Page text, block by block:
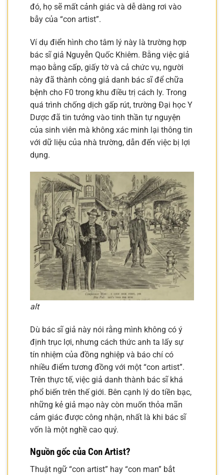
đó, họ sẽ mất cảnh giác và dễ dàng rơi vào
bẫy của “con artist”.
Ví dụ điển hình cho tâm lý này là trường hợp
bác sĩ giả Nguyễn Quốc Khiêm. Bằng việc giả
mạo bằng cấp, giấy tờ và cả chức vụ, người
này đã thành công giả danh bác sĩ để chữa
bệnh cho F0 trong khu điều trị cách ly. Trong
quá trình chống dịch gấp rút, trường Đại học Y
Dược đã tin tưởng vào tinh thần tự nguyện
của sinh viên mà không xác minh lại thông tin
với dữ liệu của nhà trường, dẫn đến việc bị lợi
dụng.
alt
Dù bác sĩ giả này nói rằng mình không có ý
định trục lợi, nhưng cách thức anh ta lấy sự
tín nhiệm của đồng nghiệp và báo chí có
nhiều điểm tương đồng với một “con artist”.
Trên thực tế, việc giả danh thành bác sĩ khá
phổ biến trên thế giới. Bên cạnh lý do tiền bạc,
những kẻ giả mạo này còn muốn thỏa mãn
cảm giác được công nhận, nhất là khi bác sĩ
vốn là một nghề cao quý.
Nguồn gốc của Con Artist?
Thuật ngữ “con artist” hay “con man” bắt